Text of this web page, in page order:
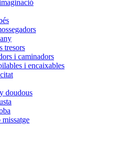
tresors
i caminadors
i encaixables
doudous